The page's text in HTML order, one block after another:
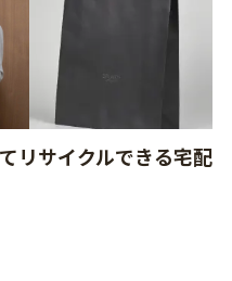
リサイクルできる宅配